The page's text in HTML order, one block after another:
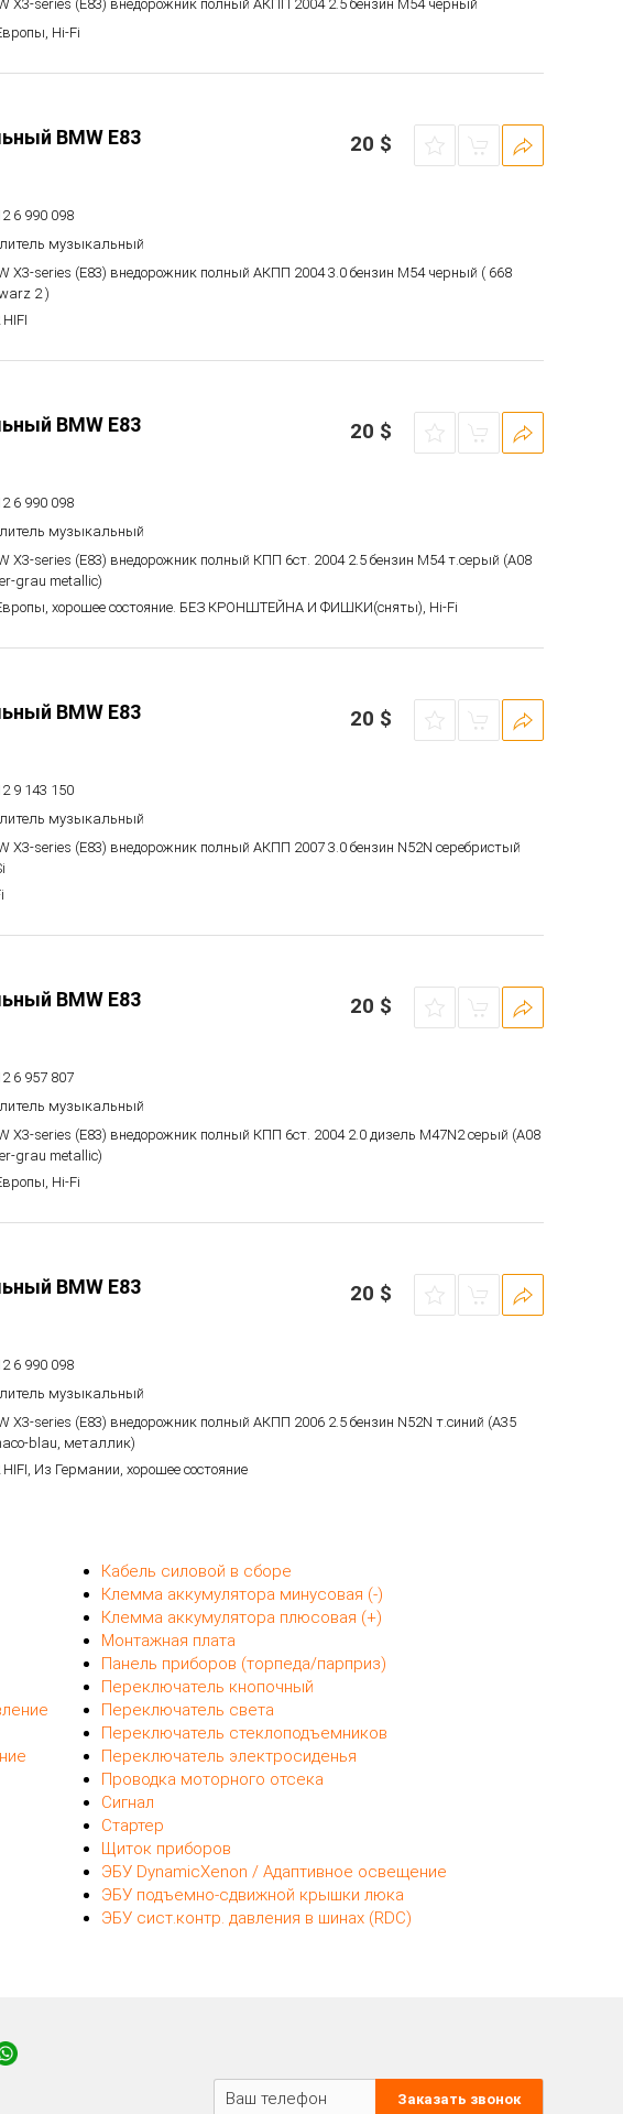
X3-series (E83) внедорожник полный АКПП 2004 2.5 бензин M54 черный
Hi-Fi
BMW E83 20 $
6 990 098
музыкальный
X3-series (E83) внедорожник полный АКПП 2004 3.0 бензин M54 черный ( 668
2 )
BMW E83 20 $
6 990 098
музыкальный
X3-series (E83) внедорожник полный КПП 6ст. 2004 2.5 бензин M54 т.серый (A08
grau metallic)
хорошее состояние. БЕЗ КРОНШТЕЙНА И ФИШКИ(сняты), Hi-Fi
BMW E83 20 $
9 143 150
музыкальный
X3-series (E83) внедорожник полный АКПП 2007 3.0 бензин N52N серебристый
BMW E83 20 $
6 957 807
музыкальный
X3-series (E83) внедорожник полный КПП 6ст. 2004 2.0 дизель M47N2 серый (A08
grau metallic)
Hi-Fi
BMW E83 20 $
6 990 098
музыкальный
X3-series (E83) внедорожник полный АКПП 2006 2.5 бензин N52N т.синий (A35
blau, металлик)
HIFI, Из Германии, хорошее состояние
Кабель силовой в сборе
Клемма аккумулятора минусовая (-)
Клемма аккумулятора плюсовая (+)
Монтажная плата
Панель приборов (торпеда/парприз)
Переключатель кнопочный
Переключатель света
Переключатель стеклоподъемников
Переключатель электросиденья
Проводка моторного отсека
Сигнал
Стартер
Щиток приборов
ЭБУ DynamicXenon / Адаптивное освещение
ЭБУ подъемно-сдвижной крышки люка
ЭБУ сист.контр. давления в шинах (RDC)
Заказать звонок